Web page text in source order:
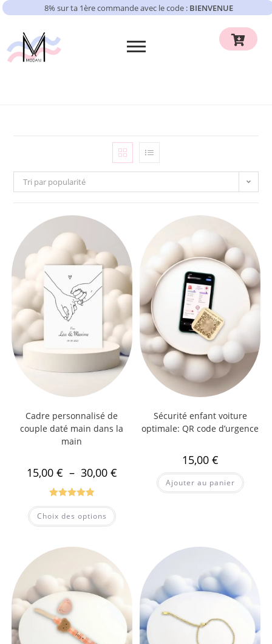
8% sur ta 1ère commande avec le code : BIENVENUE
Tri par popularité
Cadre personnalisé de
couple daté main dans la
main
15,00 € – 30,00 €
Note5.00
sur 5
Choix des options
Sécurité enfant voiture
optimale: QR code d’urgence
15,00 €
Ajouter au panier